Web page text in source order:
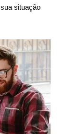
situação